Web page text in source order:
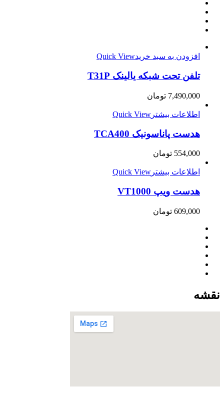
افزودن به سبد خریدQuick View
تلفن تحت شبکه یالینک T31P
7,490,000 تومان
اطلاعات بیشتر Quick View
هدست پاناسونیک TCA400
554,000 تومان
اطلاعات بیشتر Quick View
هدست ویپ VT1000
609,000 تومان
نقشه